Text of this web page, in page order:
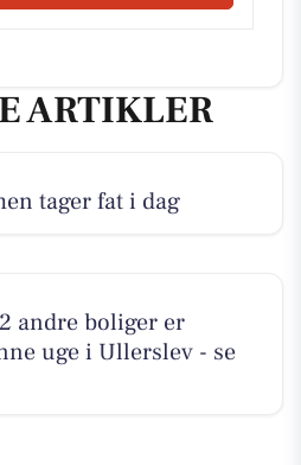
ARTIKLER
tager fat i dag
andre boliger er
uge i Ullerslev - se